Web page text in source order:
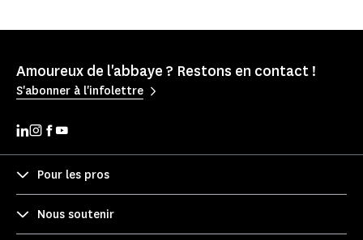
Amoureux de l'abbaye ? Restons en contact !
S'abonner à l'infolettre
Pour les pros
Nous soutenir